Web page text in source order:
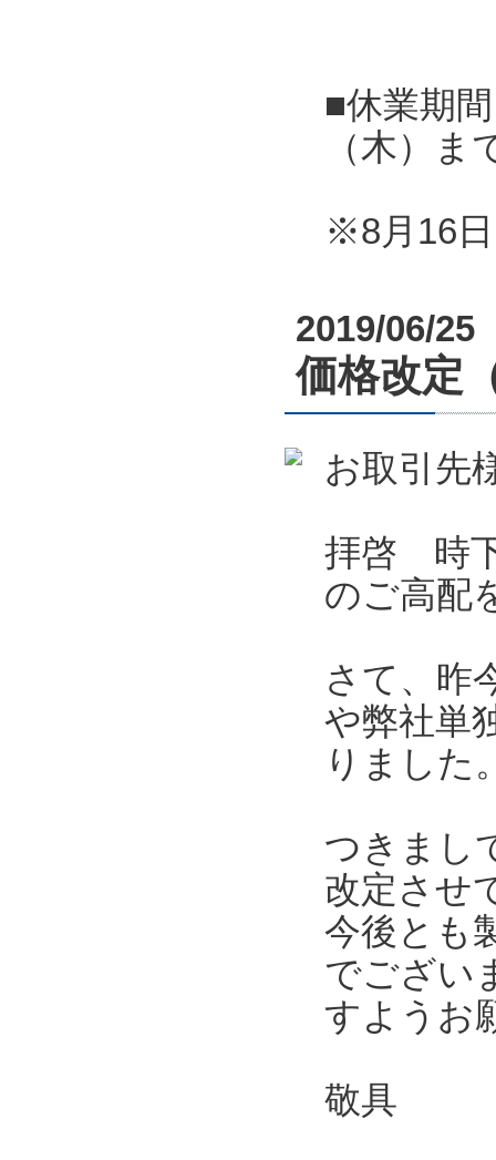
■休業期
（木）ま
※8月16
2019/06/25
価格改定
お取引先
拝啓 時
のご高配
さて、昨
や弊社単
りました
つきまし
改定させ
今後とも
でござい
すようお
敬具